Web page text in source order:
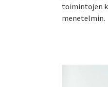
toimintojen
menetelmin.